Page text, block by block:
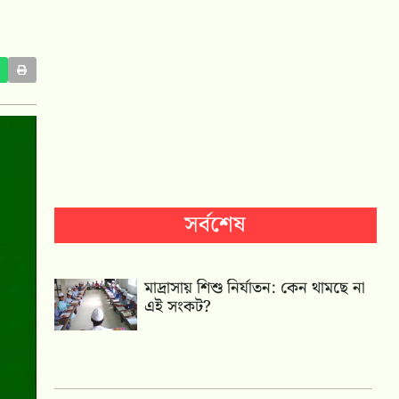
সর্বশেষ
মাদ্রাসায় শিশু নির্যাতন: কেন থামছে না
এই সংকট?